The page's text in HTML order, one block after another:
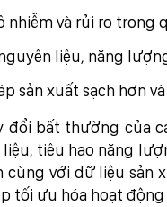
nhiễm và rủi ro trong
liệu, năng
sản xuất sạch hơn
đổi bất thường của
tiêu hao năng
với dữ liệu sản
tối ưu hóa hoạt động